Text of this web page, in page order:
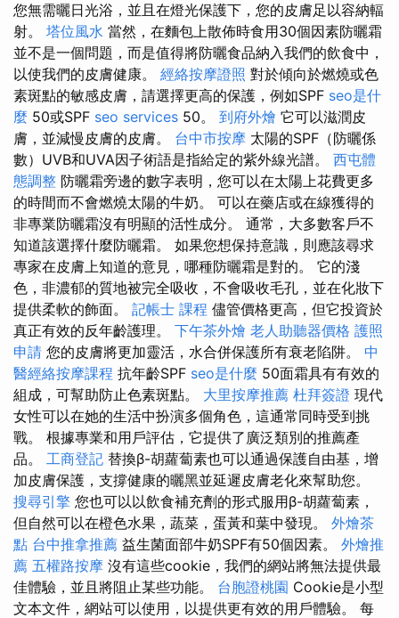
您無需曬日光浴，並且在燈光保護下，您的皮膚足以容納輻
射。 塔位風水 當然，在麵包上散佈時食用30個因素防曬霜
並不是一個問題，而是值得將防曬食品納入我們的飲食中，
以使我們的皮膚健康。 經絡按摩證照 對於傾向於燃燒或色
素斑點的敏感皮膚，請選擇更高的保護，例如SPF seo是什
麼 50或SPF seo services 50。 到府外燴 它可以滋潤皮
膚，並減慢皮膚的皮膚。 台中市按摩 太陽的SPF（防曬係
數）UVB和UVA因子術語是指給定的紫外線光譜。 西屯體
態調整 防曬霜旁邊的數字表明，您可以在太陽上花費更多
的時間而不會燃燒太陽的牛奶。 可以在藥店或在線獲得的
非專業防曬霜沒有明顯的活性成分。 通常，大多數客戶不
知道該選擇什麼防曬霜。 如果您想保持意識，則應該尋求
專家在皮膚上知道的意見，哪種防曬霜是對的。 它的淺
色，非濃郁的質地被完全吸收，不會吸收毛孔，並在化妝下
提供柔軟的飾面。 記帳士 課程 儘管價格更高，但它投資於
真正有效的反年齡護理。 下午茶外燴 老人助聽器價格 護照
申請 您的皮膚將更加靈活，水合併保護所有衰老陷阱。 中
醫經絡按摩課程 抗年齡SPF seo是什麼 50面霜具有有效的
組成，可幫助防止色素斑點。 大里按摩推薦 杜拜簽證 現代
女性可以在她的生活中扮演多個角色，這通常同時受到挑
戰。 根據專業和用戶評估，它提供了廣泛類別的推薦產
品。 工商登記 替換β-胡蘿蔔素也可以通過保護自由基，增
加皮膚保護，支撐健康的曬黑並延遲皮膚老化來幫助您。
搜尋引擎 您也可以以飲食補充劑的形式服用β-胡蘿蔔素，
但自然可以在橙色水果，蔬菜，蛋黃和葉中發現。 外燴茶
點 台中推拿推薦 益生菌面部牛奶SPF有50個因素。 外燴推
薦 五權路按摩 沒有這些cookie，我們的網站將無法提供最
佳體驗，並且將阻止某些功能。 台胞證桃園 Cookie是小型
文本文件，網站可以使用，以提供更有效的用戶體驗。 每